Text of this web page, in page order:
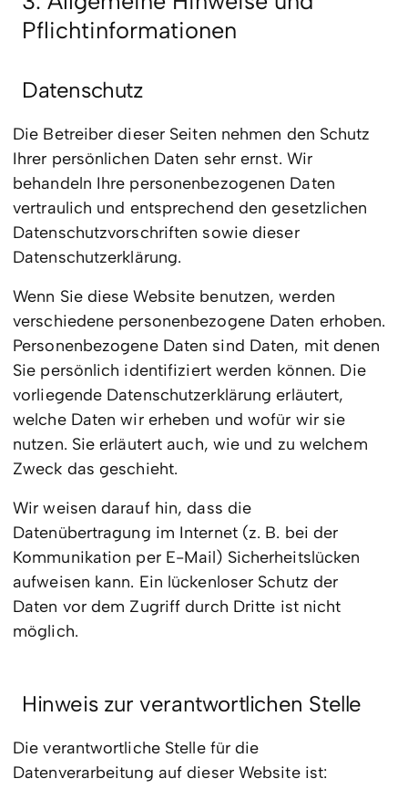
Pflichtinformationen
Datenschutz
Die Betreiber dieser Seiten nehmen den Schutz
Ihrer persönlichen Daten sehr ernst. Wir
behandeln Ihre personenbezogenen Daten
vertraulich und entsprechend den gesetzlichen
Datenschutzvorschriften sowie dieser
Datenschutzerklärung.
Wenn Sie diese Website benutzen, werden
verschiedene personenbezogene Daten erhoben.
Personenbezogene Daten sind Daten, mit denen
Sie persönlich identifiziert werden können. Die
vorliegende Datenschutzerklärung erläutert,
welche Daten wir erheben und wofür wir sie
nutzen. Sie erläutert auch, wie und zu welchem
Zweck das geschieht.
Wir weisen darauf hin, dass die
Datenübertragung im Internet (z. B. bei der
Kommunikation per E-Mail) Sicherheitslücken
aufweisen kann. Ein lückenloser Schutz der
Daten vor dem Zugriff durch Dritte ist nicht
möglich.
Hinweis zur verantwortlichen Stelle
Die verantwortliche Stelle für die
Datenverarbeitung auf dieser Website ist: